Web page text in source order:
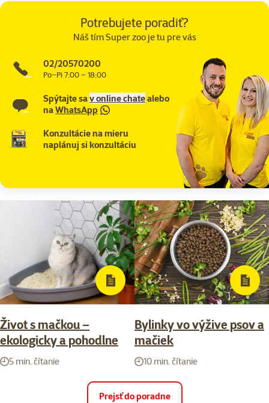
Potrebujete poradiť?
Náš tím Super zoo je tu pre vás
02/20570200
Po–Pi 7:00 – 18:00
Spýtajte sav online chatealebo
naWhatsApp
Konzultácie na mieru
naplánuj si konzultáciu
Život s mačkou –
ekologicky a pohodlne
5 min. čítanie
Bylinky vo výžive psov a
mačiek
10 min. čítanie
Prejsť do poradne